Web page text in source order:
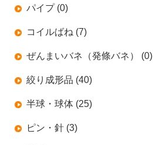
パイプ (0)
コイルばね (7)
ぜんまいバネ（発條バネ） (0)
絞り成形品 (40)
半球・球体 (25)
ピン・針 (3)